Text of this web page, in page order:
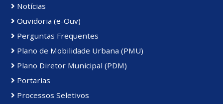
Notícias
Ouvidoria (e-Ouv)
Perguntas Frequentes
Plano de Mobilidade Urbana (PMU)
Plano Diretor Municipal (PDM)
Portarias
Processos Seletivos